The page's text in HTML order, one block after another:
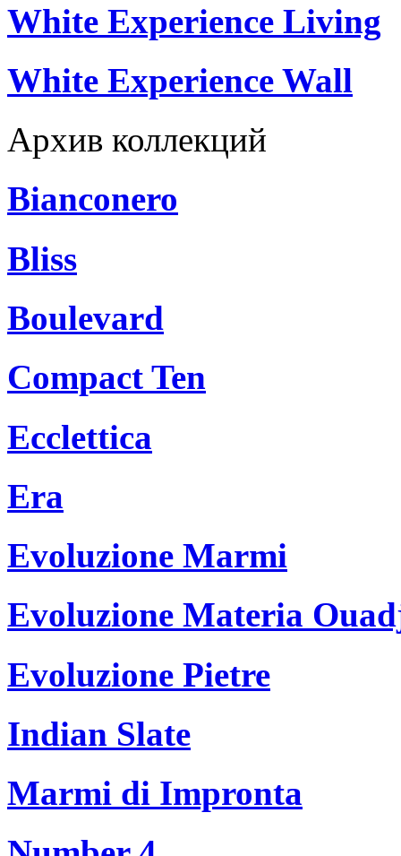
White Experience Living
White Experience Wall
Архив коллекций
Bianconero
Bliss
Boulevard
Compact Ten
Ecclettica
Era
Evoluzione Marmi
Evoluzione Materia
Evoluzione Pietre
Indian Slate
Marmi di Impronta